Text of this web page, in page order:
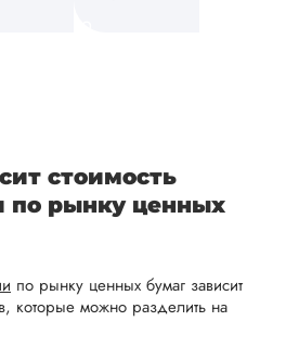
В
стоимость
по рынку ценных
по рынку ценных бумаг зависит
которые можно разделить на